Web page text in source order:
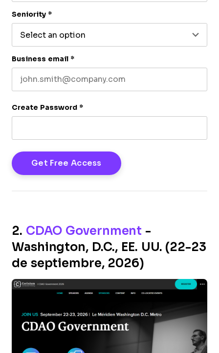
Seniority *
Business email *
Create Password *
2. CDAO Government -
Washington, D.C., EE. UU. (22-23
de septiembre, 2026)